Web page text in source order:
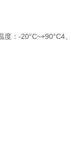
：-20°C~+90°C4